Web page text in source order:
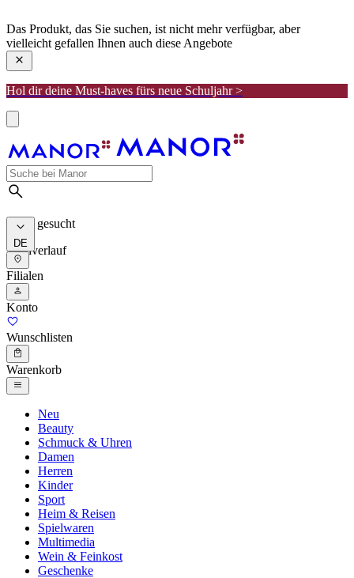
Das Produkt, das Sie suchen, ist nicht mehr verfügbar, aber
vielleicht gefallen Ihnen auch diese Angebote
Hol dir deine Must-haves fürs neue Schuljahr >
Meist gesucht
Suchverlauf
DE
Filialen
Konto
Wunschlisten
Warenkorb
Neu
Beauty
Schmuck & Uhren
Damen
Herren
Kinder
Sport
Heim & Reisen
Spielwaren
Multimedia
Wein & Feinkost
Geschenke